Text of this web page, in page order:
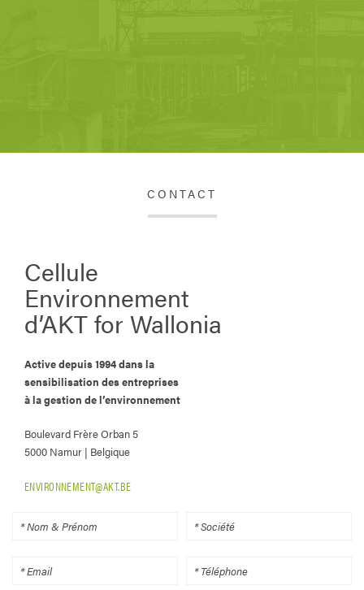
CONTACT
Cellule
Environnement
d’AKT for Wallonia
Active depuis 1994 dans la
sensibilisation des entreprises
à la gestion de l’environnement
Boulevard Frère Orban 5
5000 Namur | Belgique
ENVIRONNEMENT@AKT.BE